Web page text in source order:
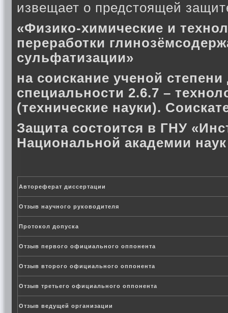
извещает о предстоящей
«Физико-химические и
переработки
сульфатизации»
на соискание ученой
специальности 2.6.7 –
(технические науки).
Защита состоится в ГНУ
Национальной академии
Автореферат диссертации
Отзыв научного руководителя
Протокол допуска
Отзыв первого официального оппонента
Отзыв второго официального оппонента
Отзыв третьего официального оппонента
Отзыв ведущей организации